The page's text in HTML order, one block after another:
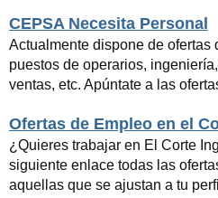
CEPSA Necesita Personal
Actualmente dispone de ofertas
puestos de operarios,
ventas, etc. Apúntate a las
Ofertas de Empleo en el
¿Quieres trabajar en El Corte
siguiente enlace todas las
aquellas que se ajustan a tu